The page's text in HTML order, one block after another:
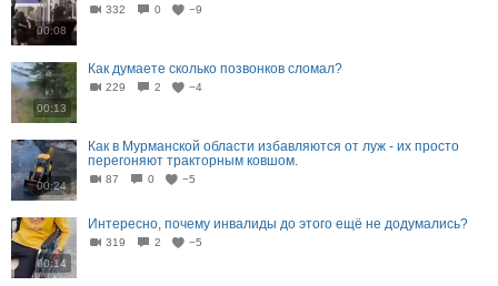
00:08
332 0 −9
00:13
Как думаете сколько позвонков сломал?
229 2 −4
00:24
Как в Мурманской области избавляются от луж - их просто
перегоняют тракторным ковшом.
87 0 −5
00:14
Интересно, почему инвалиды до этого ещё не додумались?
319 2 −5